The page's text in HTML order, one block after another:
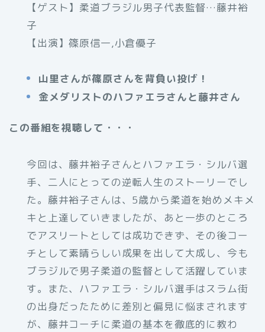
【ゲスト】柔道ブラジル男子代表監督…藤井裕
子
【出演】篠原信一,小倉優子
山里さんが篠原さんを背負い投げ！
金メダリストのハファエラさんと藤井さん
この番組を視聴して・・・
今回は、藤井裕子さんとハファエラ・シルバ選
手、二人にとっての逆転人生のストーリーでし
た。藤井裕子さんは、5歳から柔道を始めメキメ
キと上達していきましたが、あと一歩のところ
でアスリートとしては成功できず、その後コー
チとして素晴らしい成果を出して大成し、今も
ブラジルで男子柔道の監督として活躍していま
す。また、ハファエラ・シルバ選手はスラム街
の出身だったために差別と偏見に悩まされます
が、藤井コーチに柔道の基本を徹底的に教わ